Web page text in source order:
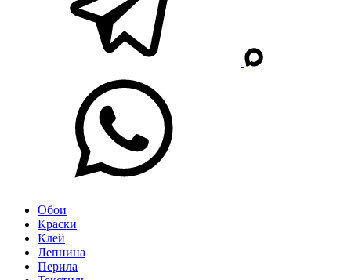
Обои
Краски
Клей
Лепнина
Перила